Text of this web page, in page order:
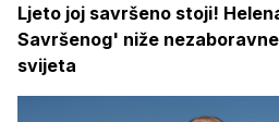
Ljeto joj savršeno stoji!
Savršenog' niže
svijeta